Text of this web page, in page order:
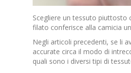
Scegliere un tessuto piuttosto
filato conferisce alla camicia
Negli articoli precedenti, se li
accurate circa il modo di
quali sono i diversi tipi di